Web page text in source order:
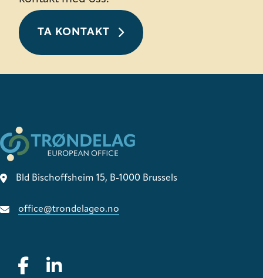
TA KONTAKT
Bld Bischoffsheim 15, B-1000 Brussels
office@trondelageo.no
Gå til vår Facebook
Gå til vår LinkedIn